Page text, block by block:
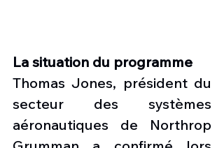
La situation du programme
Thomas Jones, président du
secteur des systèmes
aéronautiques de Northrop